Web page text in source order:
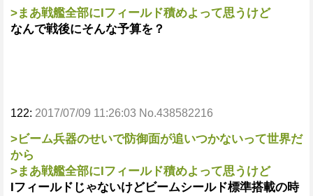
>まあ戦艦全部にIフィールド積めよって思うけど
なんで戦後にそんな予算を？
122: 2017/07/09 11:26:03 No.438582216
>ビーム兵器のせいで防御面が追いつかないって世界だ
から
>まあ戦艦全部にIフィールド積めよって思うけど
Iフィールドじゃないけどビームシールド標準搭載の時